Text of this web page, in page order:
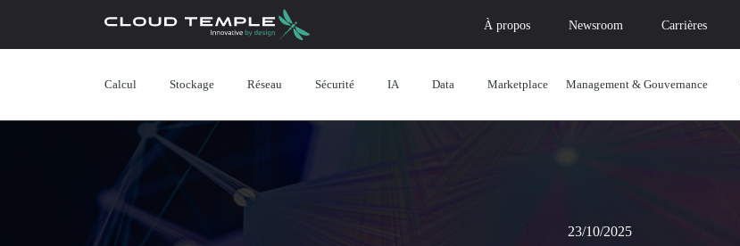
À propos Newsroom Carrières
Calcul Stockage Réseau Sécurité IA Data Marketplace Management & Gouvernance
23/10/2025